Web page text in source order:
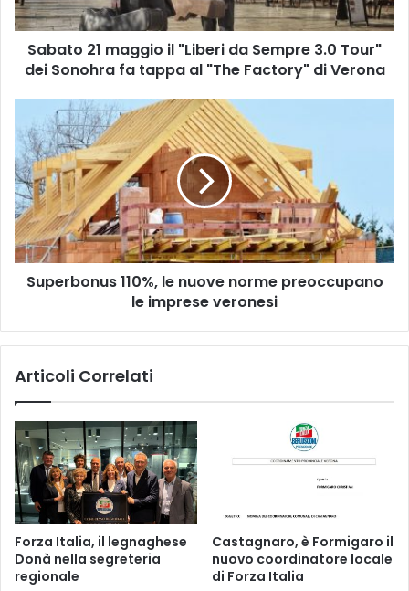
3.0
Tour"
dei
Sonohra
"The
Factory"
di
Verona
Sabato 21 maggio il "Liberi da Sempre 3.0 Tour"
dei Sonohra fa tappa al "The Factory" di Verona
Superbonus
110%,
le
nuove
norme
preoccupano
le
imprese
veronesi
Superbonus 110%, le nuove norme preoccupano
le imprese veronesi
Articoli Correlati
Forza Italia, il legnaghese
Donà nella segreteria
regionale
Castagnaro, è Formigaro il
nuovo coordinatore locale
di Forza Italia